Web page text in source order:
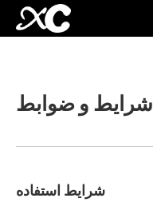
شرایط و ضوابط
شرایط استفاده